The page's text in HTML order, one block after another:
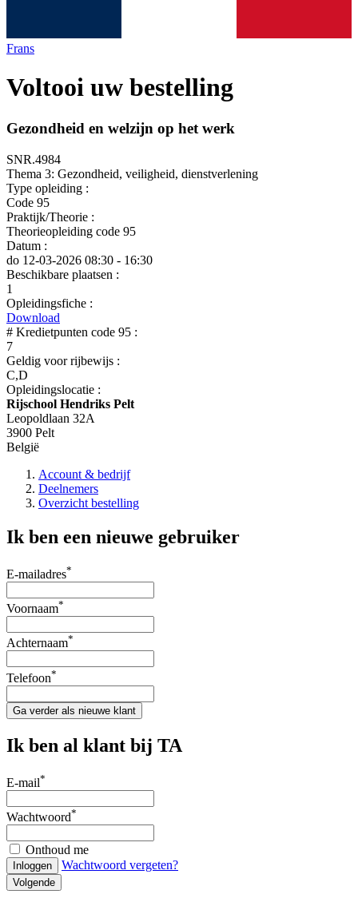
Frans
Voltooi uw bestelling
Gezondheid en welzijn op het werk
SNR.4984
Thema 3: Gezondheid, veiligheid, dienstverlening
Type opleiding :
Code 95
Praktijk/Theorie :
Theorieopleiding code 95
Datum :
do 12-03-2026 08:30 - 16:30
Beschikbare plaatsen :
1
Opleidingsfiche :
Download
# Kredietpunten code 95 :
7
Geldig voor rijbewijs :
C,D
Opleidingslocatie :
Rijschool Hendriks Pelt
Leopoldlaan 32A
3900 Pelt
België
Account & bedrijf
Deelnemers
Overzicht bestelling
Ik ben een nieuwe gebruiker
E-mailadres*
Voornaam*
Achternaam*
Telefoon*
Ga verder als nieuwe klant
Ik ben al klant bij TA
E-mail*
Wachtwoord*
Onthoud me
Inloggen Wachtwoord vergeten?
Volgende